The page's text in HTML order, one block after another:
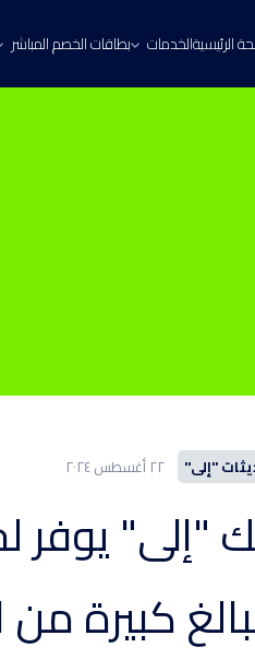
الرئيسيةالخدمات بطاقات الخصم المباشر
"إلى" ٢٢ أغسطس ٢٠٢٤
"إلى" يوفر
كبيرة